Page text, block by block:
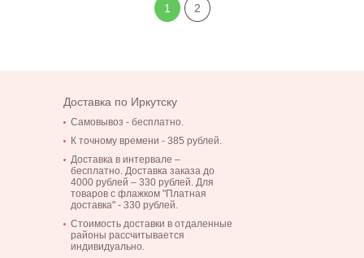
1 2
Доставка по Иркутску
Самовывоз - бесплатно.
К точному времени - 385 рублей.
Доставка в интервале –
бесплатно. Доставка заказа до
4000 рублей – 330 рублей. Для
товаров с флажком "Платная
доставка" - 330 рублей.
Стоимость доставки в отдаленные
районы рассчитывается
индивидуально.